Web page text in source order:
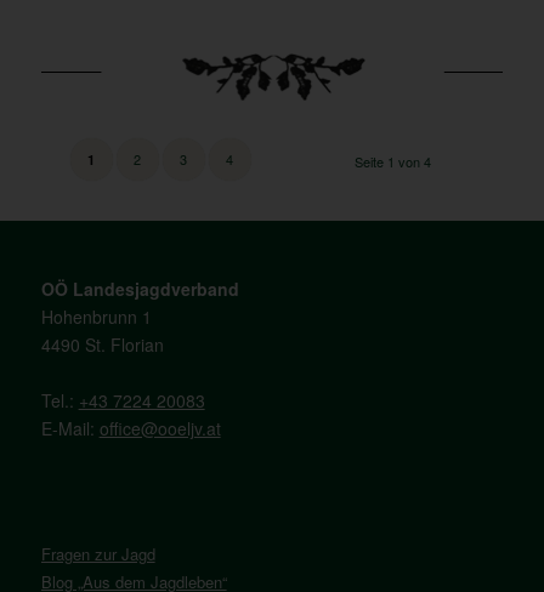
Seite 1 von 4
1 2 3 4
OÖ Landesjagdverband
Hohenbrunn 1
4490 St. Florian
Tel.: +43 7224 20083
E-Mail: office@ooeljv.at
Fragen zur Jagd
Blog „Aus dem Jagdleben“